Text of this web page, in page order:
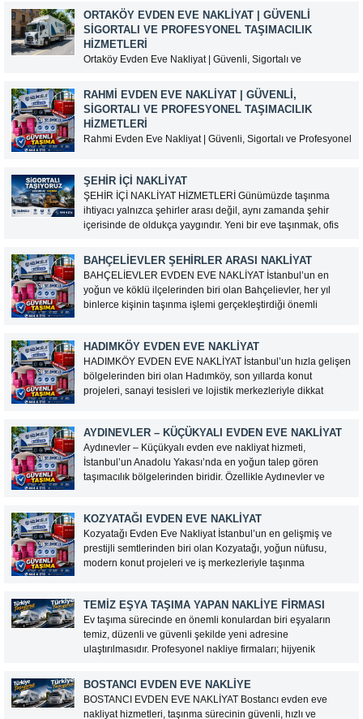
mesafeli taşınmalarda doğru nakliyat firmasını seçmek,
eşyaların hasarsız teslim edilmesi ve taşınma sürecinin
sorunsuz tamamlanması açısından...
ORTAKÖY EVDEN EVE NAKLIYAT | GÜVENLI
SIGORTALI VE PROFESYONEL TAŞIMACILIK
HIZMETLERI
Ortaköy Evden Eve Nakliyat | Güvenli, Sigortalı ve
semtlerinden biri olan Ortaköy, tarihi dokusu, Boğaz
manzarası ve merkezi konumuyla yoğun taşınma
hareketliliğine sahiptir. Dar sokaklar, yoğun trafik ve yüksek
katlı binalar nedeniyle taşınma işlemleri...
RAHMI EVDEN EVE NAKLIYAT | GÜVENLI,
SIGORTALI VE PROFESYONEL TAŞIMACILIK
HIZMETLERI
Rahmi Evden Eve Nakliyat | Güvenli, Sigortalı ve Profesyonel
eşyaların güvenli bir şekilde taşınması büyük önem taşır. Bu
nedenle doğru nakliyat firmasını tercih etmek, hem zaman...
ŞEHIR İÇI NAKLIYAT
ŞEHİR İÇİ NAKLİYAT HİZMETLERİ Günümüzde taşınma
ihtiyacı yalnızca şehirler arası değil, aynı zamanda şehir
içerisinde de oldukça yaygındır. Yeni bir eve taşınmak, ofis
kişiler için şehir içi nakliyat hizmetleri büyük kolaylık
sağlamaktadır....
BAHÇELIEVLER ŞEHIRLER ARASI NAKLIYAT
BAHÇELİEVLER EVDEN EVE NAKLİYAT İstanbul’un en
yoğun ve köklü ilçelerinden biri olan Bahçelievler, her yıl
binlerce kişinin taşınma işlemi gerçekleştirdiği önemli
nedeniyle Bahçelievler evden eve nakliyat hizmetlerine...
HADIMKÖY EVDEN EVE NAKLİYAT
HADIMKÖY EVDEN EVE NAKLİYAT İstanbul’un hızla gelişen
bölgelerinden biri olan Hadımköy, son yıllarda konut
projeleri, sanayi tesisleri ve lojistik merkezleriyle dikkat
artırmıştır. Hadımköy evden...
AYDINEVLER – KÜÇÜKYALI EVDEN EVE NAKLIYAT
Aydınevler – Küçükyalı evden eve nakliyat hizmeti,
İstanbul’un Anadolu Yakası’nda en yoğun talep gören
taşımacılık bölgelerinden biridir. Özellikle Aydınevler ve
planlaması gerektirir. Dar sokaklar, apartman içi...
KOZYATAĞI EVDEN EVE NAKLIYAT
Kozyatağı Evden Eve Nakliyat İstanbul’un en gelişmiş ve
prestijli semtlerinden biri olan Kozyatağı, yoğun nüfusu,
modern konut projeleri ve iş merkezleriyle taşınma
ve kurumsal müşterilerin taşınma...
TEMIZ EŞYA TAŞIMA YAPAN NAKLIYE FIRMASI
Ev taşıma sürecinde en önemli konulardan biri eşyaların
temiz, düzenli ve güvenli şekilde yeni adresine
ulaştırılmasıdır. Profesyonel nakliye firmaları; hijyenik
personeller ile eşyalarınızı koruma altına alarak taşımaktadır.
Temiz Eşya Taşıma Hizmeti Neleri...
BOSTANCI EVDEN EVE NAKLIYE
BOSTANCI EVDEN EVE NAKLİYAT Bostancı evden eve
nakliyat hizmetleri, taşınma sürecinin güvenli, hızlı ve
Müşteri Temsilcisi Fiyat Teklif
al